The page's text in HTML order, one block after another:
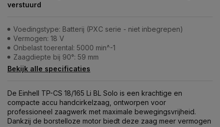
verstuurd
Voedingstype: Batterij (PXC serie - niet inbegrepen)
Vermogen: 18 V
Onbelast toerental: 5000 min^-1
Zaagdiepte bij 90°: 59 mm
Bekijk alle specificaties
De Einhell TP-CS 18/165 Li BL Solo is een krachtige en
compacte accu handcirkelzaag, ontworpen voor
professioneel zaagwerk met maximale bewegingsvrijheid.
Dankzij de borstelloze motor biedt deze zaag meer vermogen